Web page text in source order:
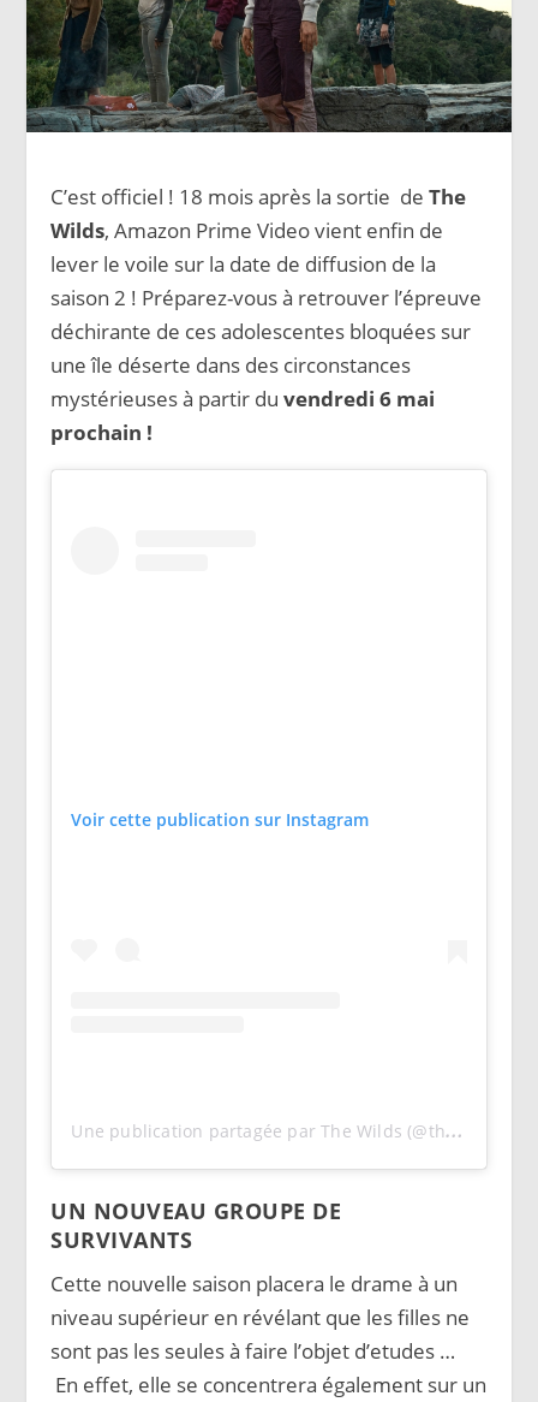
C’est officiel ! 18 mois après la sortie de The
Wilds, Amazon Prime Video vient enfin de
lever le voile sur la date de diffusion de la
saison 2 ! Préparez-vous à retrouver l’épreuve
déchirante de ces adolescentes bloquées sur
une île déserte dans des circonstances
mystérieuses à partir du vendredi 6 mai
prochain !
Voir cette publication sur Instagram
U
ne publication partagée par The Wilds (@thewildsonprime)
UN NOUVEAU GROUPE DE
SURVIVANTS
Cette nouvelle saison placera le drame à un
niveau supérieur en révélant que les filles ne
sont pas les seules à faire l’objet d’etudes …
En effet, elle se concentrera également sur un